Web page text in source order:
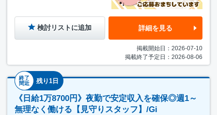
検討リストに追加 詳細を見る
掲載開始日：2026-07-10
掲載終了予定日：2026-08-06
終了
間近
残り1日
《日給1万8700円》夜勤で安定収入を確保◎週1～
無理なく働ける【見守りスタッフ】/Gi